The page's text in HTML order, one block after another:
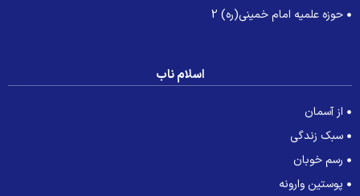
حوزه علمیه امام خمینی(ره) 2
اسلام ناب
از آسمان
سبک زندگی
رسم خوبان
پوستین وارونه